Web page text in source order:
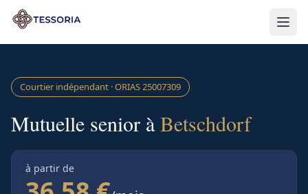
Aller au contenu principal
Courtier indépendant · ORIAS25007309
Mutuelle senior àBetschdorf
à partir de